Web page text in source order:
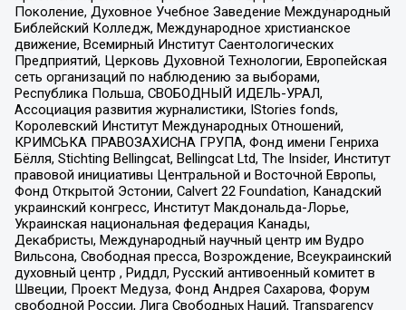
Поколение, Духовное Учебное Заведение Международный
Библейский Колледж, Международное христианское
движение, Всемирный Институт Саентологических
Предприятий, Церковь Духовной Технологии, Европейская
сеть организаций по наблюдению за выборами,
Республика Польша, СВОБОДНЫЙ ИДЕЛЬ-УРАЛ,
Ассоциация развития журналистики, IStories fonds,
Королевский Институт Международных Отношений,
КРИМСЬКА ПРАВОЗАХИСНА ГРУПА, Фонд имени Генриха
Бёлля, Stichting Bellingcat, Bellingcat Ltd, The Insider, Институт
правовой инициативы Центральной и Восточной Европы,
Фонд Открытой Эстонии, Calvert 22 Foundation, Канадский
украинский конгресс, Институт Макдональда-Лорье,
Украинская национальная федерация Канады,
Декабристы, Международный научный центр им Вудро
Вильсона, Свободная пресса, Возрождение, Всеукраинский
духовный центр , Риддл, Русский антивоенный комитет в
Швеции, Проект Медуза, Фонд Андрея Сахарова, Форум
свободной России, Лига Свободных Наций, Transparеncy